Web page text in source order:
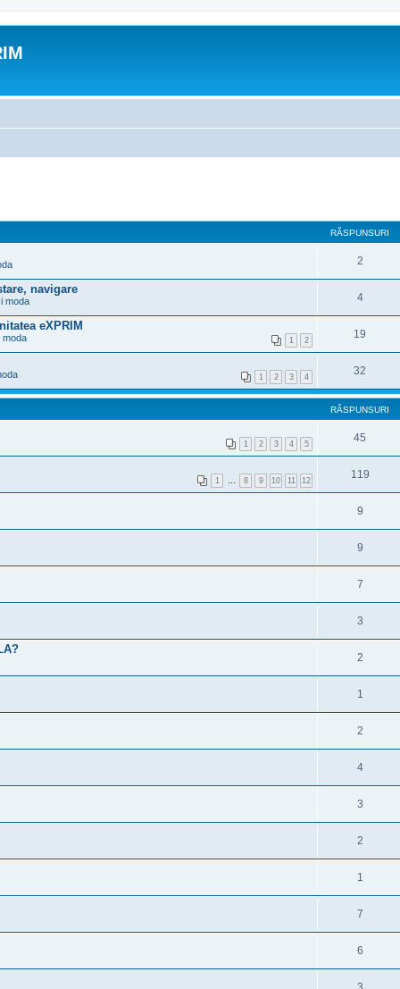
RĂSPUNSURI
2
navigare
moda 4
eXPRIM
1 2
moda 19
1 2 3 4 32
RĂSPUNSURI
1 2 3 4 5 45
1 8 9 10 11 12 119
9
9
7
3
2
1
2
4
3
2
1
7
6